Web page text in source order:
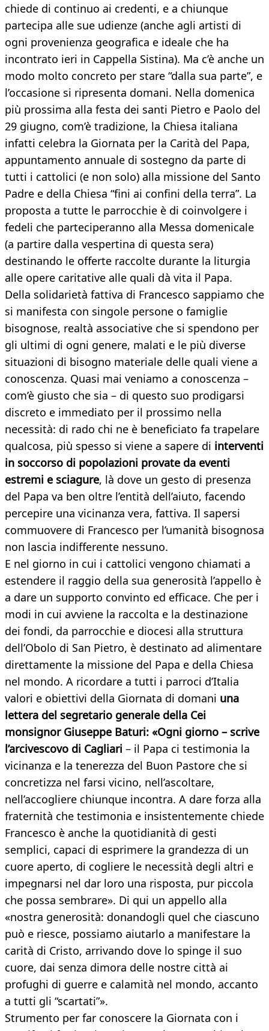
chiede di continuo ai credenti, e a chiunque
partecipa alle sue udienze (anche agli artisti di
ogni provenienza geografica e ideale che ha
incontrato ieri in Cappella Sistina). Ma c’è anche un
modo molto concreto per stare “dalla sua parte”, e
l’occasione si ripresenta domani. Nella domenica
più prossima alla festa dei santi Pietro e Paolo del
29 giugno, com’è tradizione, la Chiesa italiana
infatti celebra la Giornata per la Carità del Papa,
appuntamento annuale di sostegno da parte di
tutti i cattolici (e non solo) alla missione del Santo
Padre e della Chiesa “fini ai confini della terra”. La
proposta a tutte le parrocchie è di coinvolgere i
fedeli che parteciperanno alla Messa domenicale
(a partire dalla vespertina di questa sera)
destinando le offerte raccolte durante la liturgia
alle opere caritative alle quali dà vita il Papa.
Della solidarietà fattiva di Francesco sappiamo che
si manifesta con singole persone o famiglie
bisognose, realtà associative che si spendono per
gli ultimi di ogni genere, malati e le più diverse
situazioni di bisogno materiale delle quali viene a
conoscenza. Quasi mai veniamo a conoscenza –
com’è giusto che sia – di questo suo prodigarsi
discreto e immediato per il prossimo nella
necessità: di rado chi ne è beneficiato fa trapelare
qualcosa, più spesso si viene a sapere di interventi
in soccorso di popolazioni provate da eventi
estremi e sciagure, là dove un gesto di presenza
del Papa va ben oltre l’entità dell’aiuto, facendo
percepire una vicinanza vera, fattiva. Il sapersi
commuovere di Francesco per l’umanità bisognosa
non lascia indifferente nessuno.
E nel giorno in cui i cattolici vengono chiamati a
estendere il raggio della sua generosità l’appello è
a dare un supporto convinto ed efficace. Che per i
modi in cui avviene la raccolta e la destinazione
dei fondi, da parrocchie e diocesi alla struttura
dell’Obolo di San Pietro, è destinato ad alimentare
direttamente la missione del Papa e della Chiesa
nel mondo. A ricordare a tutti i parroci d’Italia
valori e obiettivi della Giornata di domani una
lettera del segretario generale della Cei
monsignor Giuseppe Baturi: «Ogni giorno – scrive
l’arcivescovo di Cagliari – il Papa ci testimonia la
vicinanza e la tenerezza del Buon Pastore che si
concretizza nel farsi vicino, nell’ascoltare,
nell’accogliere chiunque incontra. A dare forza alla
fraternità che testimonia e insistentemente chiede
Francesco è anche la quotidianità di gesti
semplici, capaci di esprimere la grandezza di un
cuore aperto, di cogliere le necessità degli altri e
impegnarsi nel dar loro una risposta, pur piccola
che possa sembrare». Di qui un appello alla
«nostra generosità: donandogli quel che ciascuno
può e riesce, possiamo aiutarlo a manifestare la
carità di Cristo, arrivando dove lo spinge il suo
cuore, dai senza dimora delle nostre città ai
profughi di guerre e calamità nel mondo, accanto
a tutti gli “scartati”».
Strumento per far conoscere la Giornata con i